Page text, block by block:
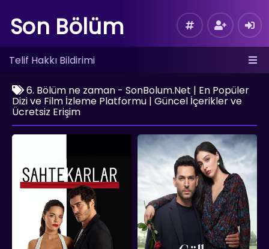
Son Bölüm
Telif Hakkı Bildirimi
6. Bölüm ne zaman - SonBolum.Net | En Popüler
Dizi ve Film İzleme Platformu | Güncel İçerikler ve
Ücretsiz Erişim